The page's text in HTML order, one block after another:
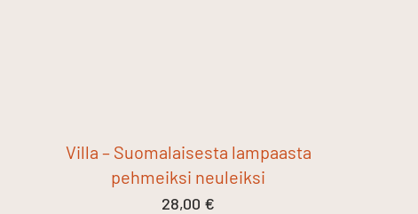
Villa – Suomalaisesta lampaasta
pehmeiksi neuleiksi
28,00 €